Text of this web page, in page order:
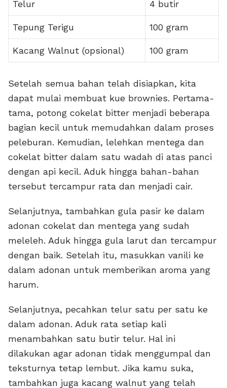
Telur 4 butir
Tepung Terigu 100 gram
Kacang Walnut (opsional) 100 gram
Setelah semua bahan telah disiapkan, kita
dapat mulai membuat kue brownies. Pertama-
tama, potong cokelat bitter menjadi beberapa
bagian kecil untuk memudahkan dalam proses
peleburan. Kemudian, lelehkan mentega dan
cokelat bitter dalam satu wadah di atas panci
dengan api kecil. Aduk hingga bahan-bahan
tersebut tercampur rata dan menjadi cair.
Selanjutnya, tambahkan gula pasir ke dalam
adonan cokelat dan mentega yang sudah
meleleh. Aduk hingga gula larut dan tercampur
dengan baik. Setelah itu, masukkan vanili ke
dalam adonan untuk memberikan aroma yang
harum.
Selanjutnya, pecahkan telur satu per satu ke
dalam adonan. Aduk rata setiap kali
menambahkan satu butir telur. Hal ini
dilakukan agar adonan tidak menggumpal dan
teksturnya tetap lembut. Jika kamu suka,
tambahkan juga kacang walnut yang telah